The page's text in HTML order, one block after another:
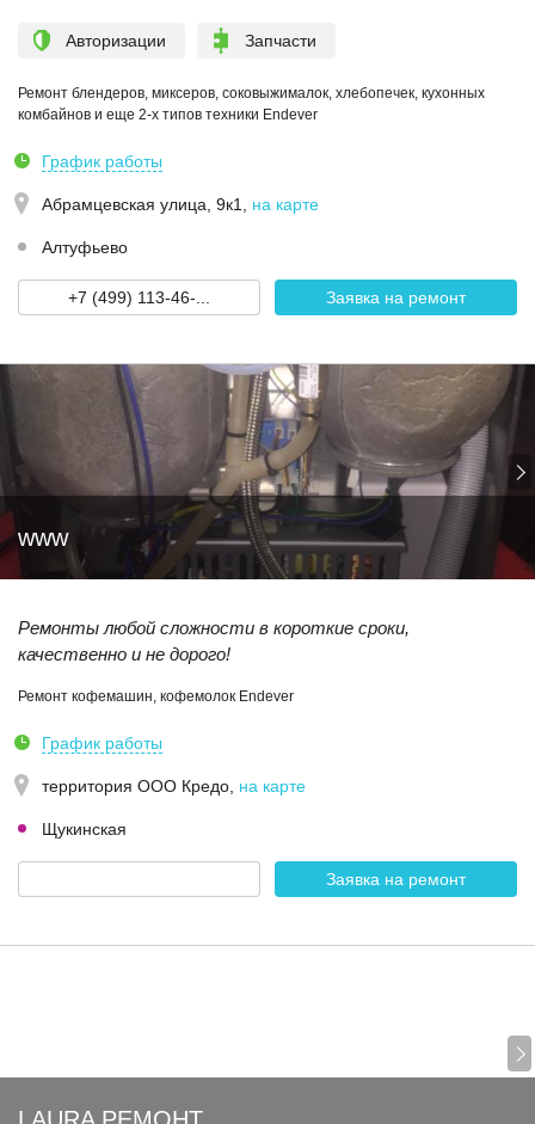
Авторизации Запчасти
Ремонт блендеров, миксеров, соковыжималок, хлебопечек, кухонных
комбайнов и еще 2-х типов техники Endever
График работы
Абрамцевская улица, 9к1 на карте
Алтуфьево
+7 (499) 113-46-... Заявка на ремонт
www
Ремонты любой сложности в короткие сроки,
качественно и не дорого!
Ремонт кофемашин, кофемолок Endever
График работы
территория ООО Кредо на карте
Щукинская
Заявка на ремонт